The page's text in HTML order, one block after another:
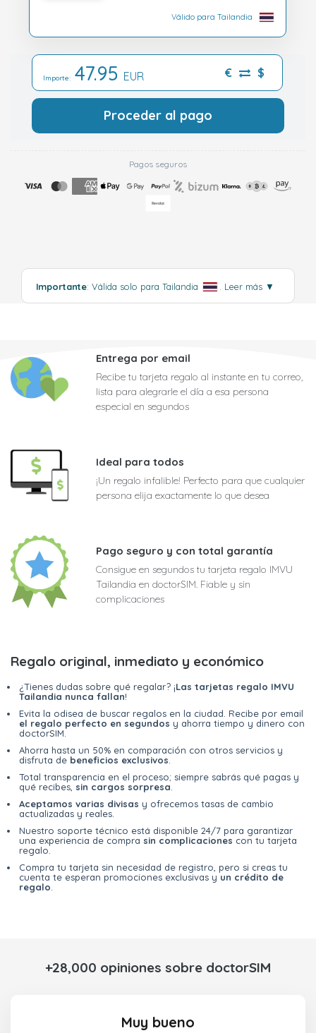
Válido para Tailandia
Importe: 47.95 EUR € $
Proceder al pago
Pagos seguros
Importante: Válida solo para Tailandia Leer más ▼
Entrega por email
Recibe tu tarjeta regalo al instante en tu correo,
lista para alegrarle el día a esa persona
especial en segundos
Ideal para todos
¡Un regalo infalible! Perfecto para que cualquier
persona elija exactamente lo que desea
Pago seguro y con total garantía
Consigue en segundos tu tarjeta regalo IMVU
Tailandia en doctorSIM. Fiable y sin
complicaciones
Regalo original, inmediato y económico
¿Tienes dudas sobre qué regalar? ¡Las tarjetas regalo IMVU
Tailandia nunca fallan!
Evita la odisea de buscar regalos en la ciudad. Recibe por email
el regalo perfecto en segundos y ahorra tiempo y dinero con
doctorSIM.
Ahorra hasta un 50% en comparación con otros servicios y
disfruta de beneficios exclusivos
Total transparencia en el proceso; siempre sabrás qué pagas y
qué recibes, sin cargos sorpresa
Aceptamos varias divisas y ofrecemos tasas de cambio
actualizadas y reales.
Nuestro soporte técnico está disponible 24/7 para garantizar
una experiencia de compra sin complicaciones con tu tarjeta
regalo.
Compra tu tarjeta sin necesidad de registro, pero si creas tu
cuenta te esperan promociones exclusivas y un crédito de
regalo
+28,000 opiniones sobre doctorSIM
Muy bueno